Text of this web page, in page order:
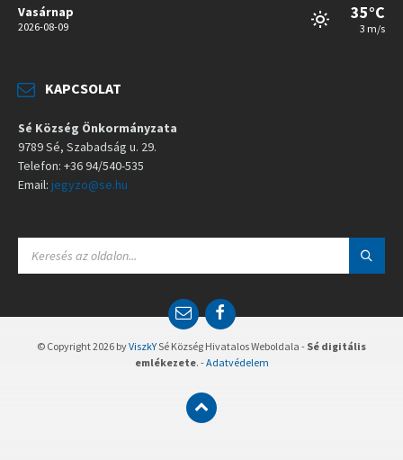
Vasárnap
2026-08-09
35°C
3 m/s
KAPCSOLAT
Sé Község Önkormányzata
9789 Sé, Szabadság u. 29.
Telefon: +36 94/540-535
Email: jegyzo@se.hu
A
E
m
a
i
l
F
a
c
e
b
© Copyright 2026 byViszkYSé Község Hivatalos Weboldala - Sé digitális
emlékezete. -Adatvédelem